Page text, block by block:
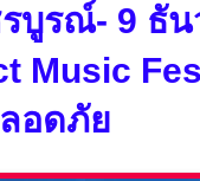
บูรณ์- 9 ธั
Music
อดภัย